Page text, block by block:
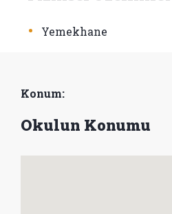
• Yemekhane
Konum:
Okulun Konumu